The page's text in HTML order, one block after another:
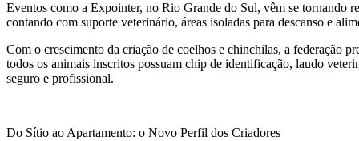
Eventos como a Expointer, no Rio Grande do Sul, vêm se tornando
contando com suporte veterinário, áreas isoladas para descanso e
Com o crescimento da criação de coelhos e chinchilas, a federação
todos os animais inscritos possuam chip de identificação, laudo
seguro e profissional.
Do Sítio ao Apartamento: o Novo Perfil dos Criadores